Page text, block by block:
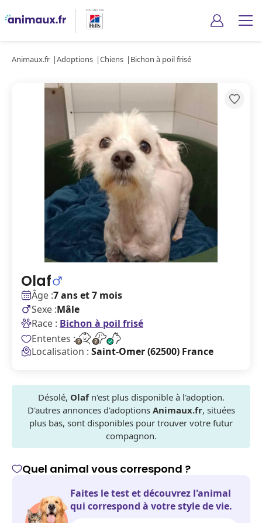
Animaux.fr Adoptions Chiens Bichon à poil frisé
Olaf
Âge :7 ans et 7 mois
Sexe :Mâle
Race : Bichon à poil frisé
Ententes :
Localisation : Saint-Omer (62500) France
Désolé, Olafn'est plus disponible à l'adoption.
D'autres annonces d'adoptions Animaux.fr, situées
plus bas, sont disponibles pour trouver votre futur
compagnon.
Quel animal vous correspond ?
Faites le test et découvrez l'animal
qui correspond à votre style de vie.